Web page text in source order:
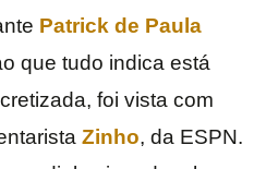
Patrick de Paula
que tudo indica está
foi vista com
Zinho, da ESPN.